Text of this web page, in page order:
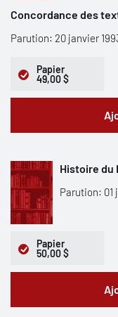
Concordance des
Parution: 20 janvier
Papier
49,00 $
Histoire du
Parution: 01
Papier
50,00 $